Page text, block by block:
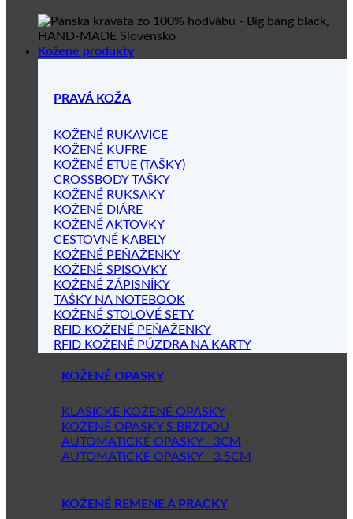
Kožené produkty
PRAVÁ KOŽA
KOŽENÉ RUKAVICE
KOŽENÉ KUFRE
KOŽENÉ ETUE (TAŠKY)
CROSSBODY TAŠKY
KOŽENÉ RUKSAKY
KOŽENÉ DIÁRE
KOŽENÉ AKTOVKY
CESTOVNÉ KABELY
KOŽENÉ PEŇAŽENKY
KOŽENÉ SPISOVKY
KOŽENÉ ZÁPISNÍKY
TAŠKY NA NOTEBOOK
KOŽENÉ STOLOVÉ SETY
RFID KOŽENÉ PEŇAŽENKY
RFID KOŽENÉ PÚZDRA NA KARTY
KOŽENÉ OPASKY
KLASICKÉ KOŽENÉ OPASKY
KOŽENÉ OPASKY S BRZDOU
AUTOMATICKÉ OPASKY - 3CM
AUTOMATICKÉ OPASKY - 3.5CM
KOŽENÉ REMENE A PRACKY